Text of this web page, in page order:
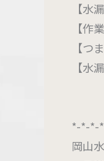
【水
【作
【つ
【水
業
大
*-*-*-
岡山